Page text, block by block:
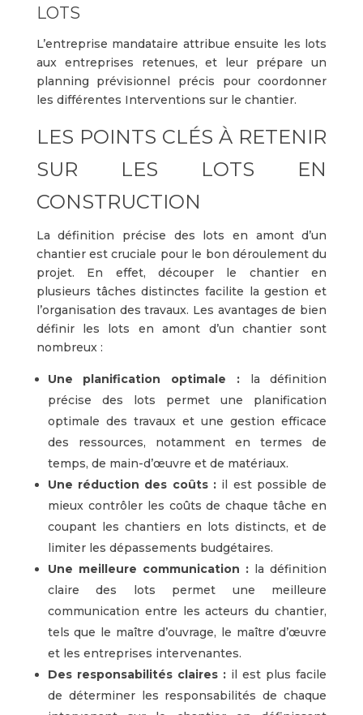
LOTS
L’entreprise mandataire attribue ensuite les lots
aux entreprises retenues, et leur prépare un
planning prévisionnel précis pour coordonner
les différentes Interventions sur le chantier.
LES POINTS CLÉS À RETENIR
SUR LES LOTS EN
CONSTRUCTION
La définition précise des lots en amont d’un
chantier est cruciale pour le bon déroulement du
projet. En effet, découper le chantier en
plusieurs tâches distinctes facilite la gestion et
l’organisation des travaux. Les avantages de bien
définir les lots en amont d’un chantier sont
nombreux :
Une planification optimale :la définition
précise des lots permet une planification
optimale des travaux et une gestion efficace
des ressources, notamment en termes de
temps, de main-d’œuvre et de matériaux.
Une réduction des coûts : il est possible de
mieux contrôler les coûts de chaque tâche en
coupant les chantiers en lots distincts, et de
limiter les dépassements budgétaires.
Une meilleure communication : la définition
claire des lots permet une meilleure
communication entre les acteurs du chantier,
tels que le maître d’ouvrage, le maître d’œuvre
et les entreprises intervenantes.
Des responsabilités claires : il est plus facile
de déterminer les responsabilités de chaque